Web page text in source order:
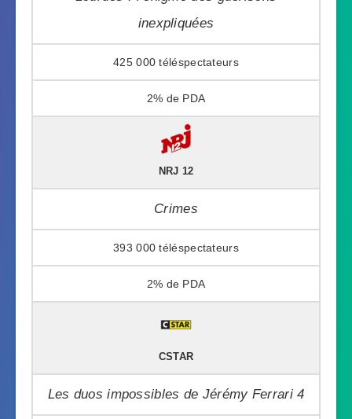
inexpliquées
425 000
2%
NRJ 12
Crimes
393 000
2%
CSTAR
Les duos impossibles de Jérémy Ferrari 4